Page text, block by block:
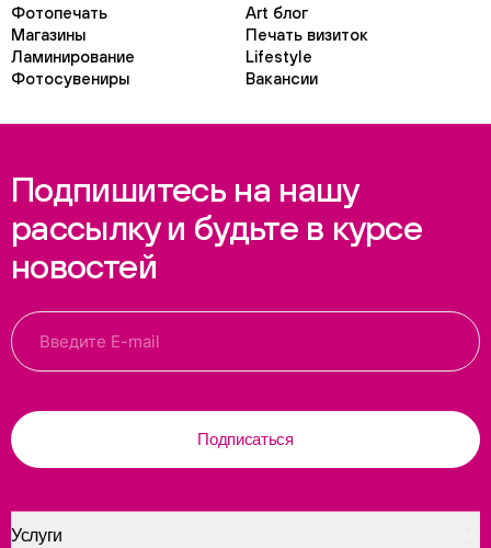
Фотопечать
Art блог
Магазины
Печать визиток
Ламинирование
Lifestyle
Фотосувениры
Вакансии
Подпишитесь на нашу
рассылку и будьте в курсе
новостей
Подписаться
Услуги